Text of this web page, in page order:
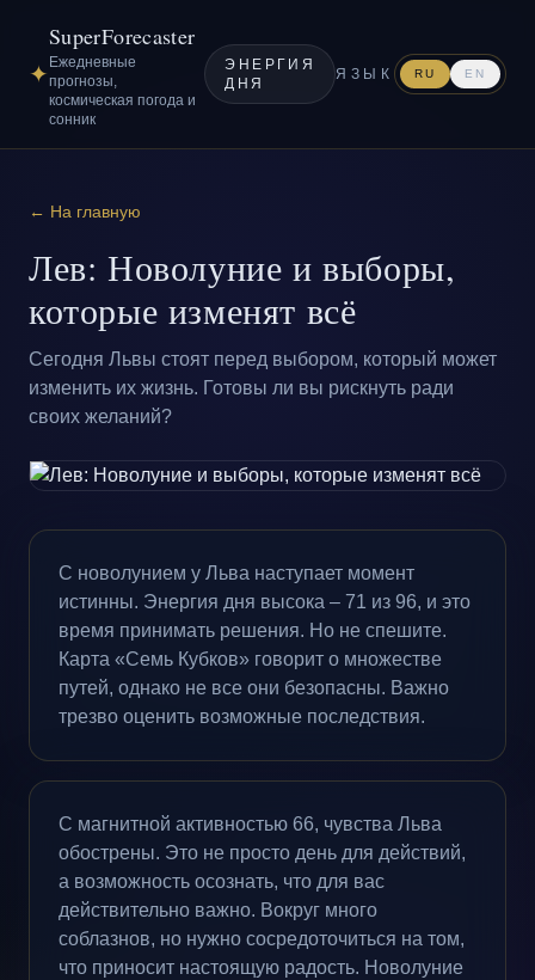
✦
SuperForecaster
Ежедневные
прогнозы,
космическая погода и
сонник
ЭНЕРГИЯ
ДНЯ
ЯЗЫК RU EN
← На главную
Лев: Новолуние и выборы,
которые изменят всё
Сегодня Львы стоят перед выбором, который может
изменить их жизнь. Готовы ли вы рискнуть ради
своих желаний?
С новолунием у Льва наступает момент
истинны. Энергия дня высока – 71 из 96, и это
время принимать решения. Но не спешите.
Карта «Семь Кубков» говорит о множестве
путей, однако не все они безопасны. Важно
трезво оценить возможные последствия.
С магнитной активностью 66, чувства Льва
обострены. Это не просто день для действий,
а возможность осознать, что для вас
действительно важно. Вокруг много
соблазнов, но нужно сосредоточиться на том,
что приносит настоящую радость. Новолуние